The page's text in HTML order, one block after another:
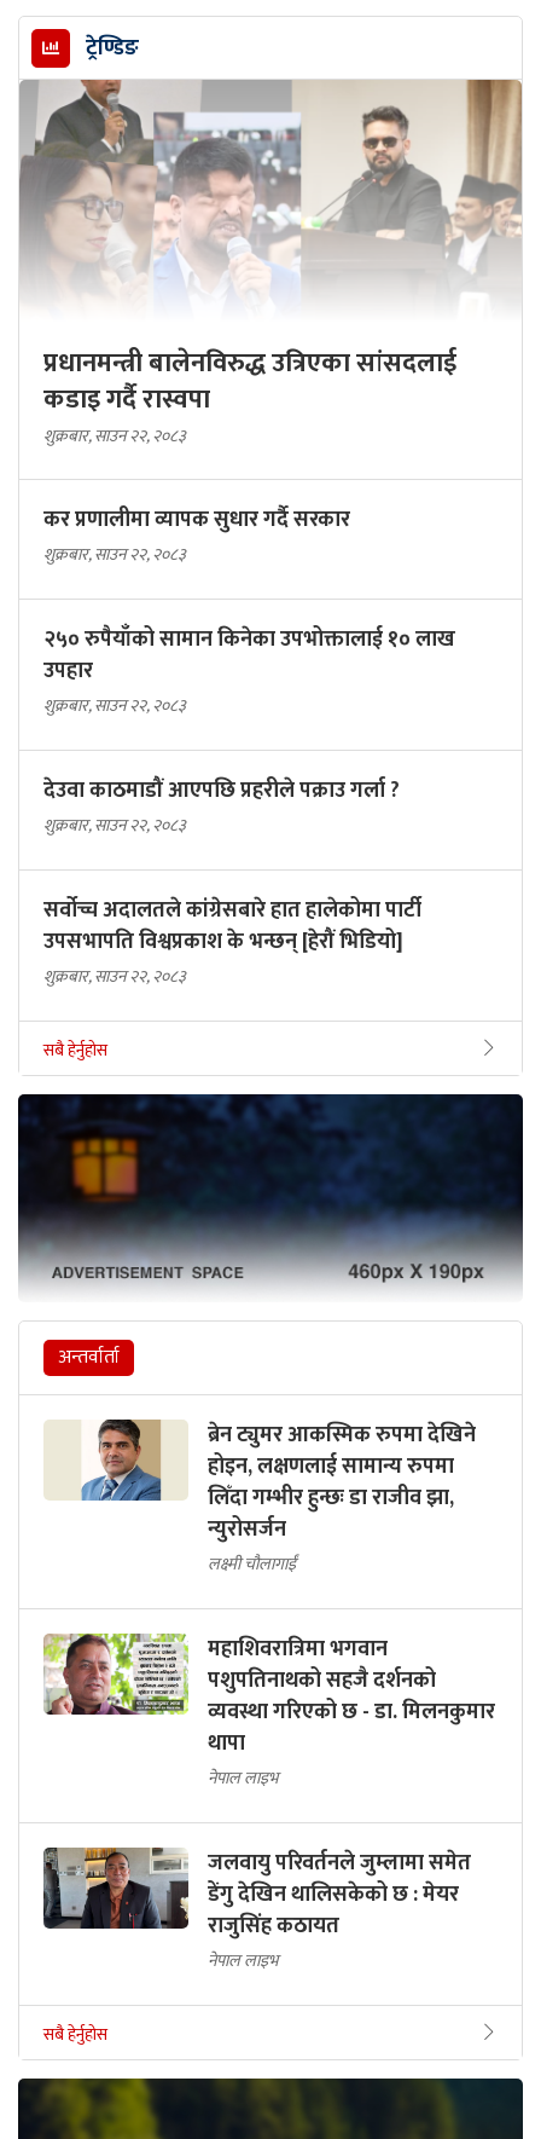
ट्रेण्डिङ
प्रधानमन्त्री बालेनविरुद्ध उत्रिएका सांसदलाई
कडाइ गर्दै रास्वपा
शुक्रबार, साउन २२, २०८३
कर प्रणालीमा व्यापक सुधार गर्दै सरकार
शुक्रबार, साउन २२, २०८३
२५० रुपैयाँको सामान किनेका उपभोक्तालाई १० लाख
उपहार
शुक्रबार, साउन २२, २०८३
देउवा काठमाडौं आएपछि प्रहरीले पक्राउ गर्ला ?
शुक्रबार, साउन २२, २०८३
सर्वोच्च अदालतले कांग्रेसबारे हात हालेकोमा पार्टी
उपसभापति विश्वप्रकाश के भन्छन् [हेरौं भिडियो]
शुक्रबार, साउन २२, २०८३
सबै हेर्नुहोस
अन्तर्वार्ता
ब्रेन ट्युमर आकस्मिक रुपमा देखिने
होइन, लक्षणलाई सामान्य रुपमा
लिँदा गम्भीर हुन्छः डा राजीव झा,
न्युरोसर्जन
लक्ष्मी चौलागाईं
महाशिवरात्रिमा भगवान
पशुपतिनाथको सहजै दर्शनको
व्यवस्था गरिएको छ - डा. मिलनकुमार
थापा
नेपाल लाइभ
जलवायु परिवर्तनले जुम्लामा समेत
डेंगु देखिन थालिसकेको छ : मेयर
राजुसिंह कठायत
नेपाल लाइभ
सबै हेर्नुहोस